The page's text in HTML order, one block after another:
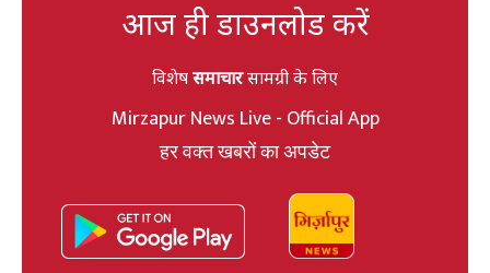
आज ही डाउनलोड करें
विशेषसमाचारसामग्री के लिए
Mirzapur News Live - Official App
हर वक्त खबरों का अपडेट